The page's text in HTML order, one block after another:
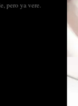
pero ya vere.